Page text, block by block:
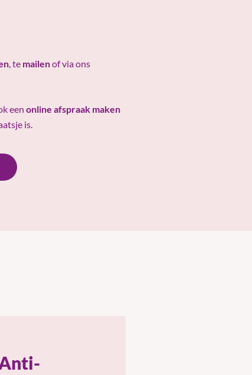
, te mailenof via ons
een online afspraak maken
is.